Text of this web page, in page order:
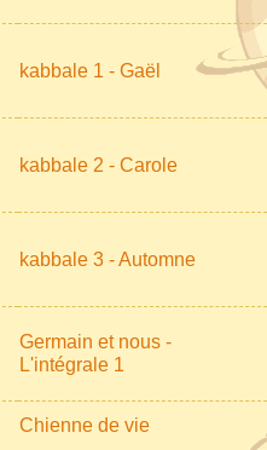
kabbale 1 - Gaël
kabbale 2 - Carole
kabbale 3 - Automne
Germain et nous -
L'intégrale 1
Chienne de vie